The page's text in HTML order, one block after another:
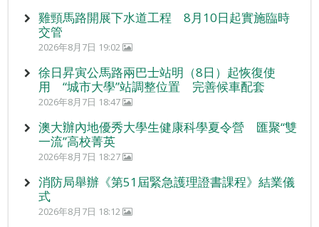
雞頸馬路開展下水道工程 8月10日起實施臨時
交管
2026年8月7日 19:02
徐日昇寅公馬路兩巴士站明（8日）起恢復使
用 “城市大學”站調整位置 完善候車配套
2026年8月7日 18:47
澳大辦內地優秀大學生健康科學夏令營 匯聚“雙
一流”高校菁英
2026年8月7日 18:27
消防局舉辦《第51屆緊急護理證書課程》結業儀
式
2026年8月7日 18:12